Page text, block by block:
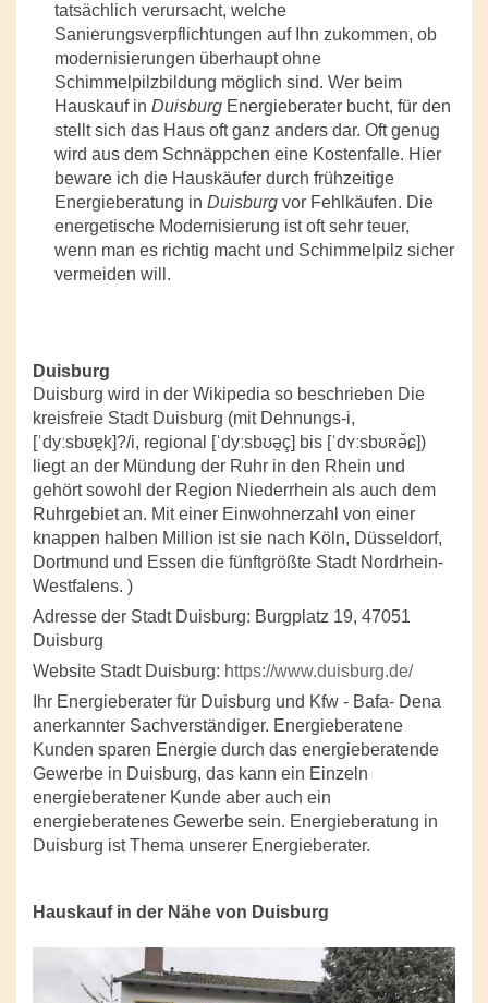
tatsächlich verursacht, welche
Sanierungsverpflichtungen auf Ihn zukommen, ob
modernisierungen überhaupt ohne
Schimmelpilzbildung möglich sind. Wer beim
Hauskauf in Duisburg Energieberater bucht, für den
stellt sich das Haus oft ganz anders dar. Oft genug
wird aus dem Schnäppchen eine Kostenfalle. Hier
beware ich die Hauskäufer durch frühzeitige
Energieberatung in Duisburg vor Fehlkäufen. Die
energetische Modernisierung ist oft sehr teuer,
wenn man es richtig macht und Schimmelpilz sicher
vermeiden will.
Duisburg
Duisburg wird in der Wikipedia so beschrieben Die
kreisfreie Stadt Duisburg (mit Dehnungs-i,
[ˈdyːsbʊɐ̯k]?/i, regional [ˈdyːsbʊə̯ç] bis [ˈdʏːsbʊʀə̆ɕ])
liegt an der Mündung der Ruhr in den Rhein und
gehört sowohl der Region Niederrhein als auch dem
Ruhrgebiet an. Mit einer Einwohnerzahl von einer
knappen halben Million ist sie nach Köln, Düsseldorf,
Dortmund und Essen die fünftgrößte Stadt Nordrhein-
Westfalens. )
Adresse der Stadt Duisburg: Burgplatz 19, 47051
Duisburg
Website Stadt Duisburg: https://www.duisburg.de/
Ihr Energieberater für Duisburg und Kfw - Bafa- Dena
anerkannter Sachverständiger. Energieberatene
Kunden sparen Energie durch das energieberatende
Gewerbe in Duisburg, das kann ein Einzeln
energieberatener Kunde aber auch ein
energieberatenes Gewerbe sein. Energieberatung in
Duisburg ist Thema unserer Energieberater.
Hauskauf in der Nähe von Duisburg